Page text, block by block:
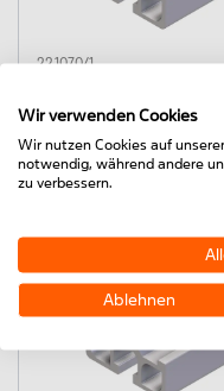
22.1070/1
Abdeckprofil 45
grau
Wir verwenden Cookies
Wir nutzen Cookies auf
notwendig, während andere
zu verbessern.
Ablehnen